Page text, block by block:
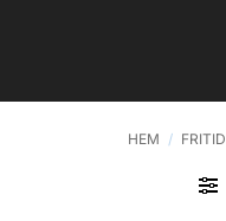
HEM / FRITID